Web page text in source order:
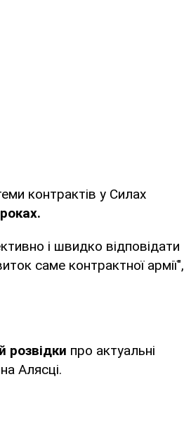
контрактів у Силах
і швидко відповідати
саме контрактної армії",
розвідки про актуальні
Алясці.